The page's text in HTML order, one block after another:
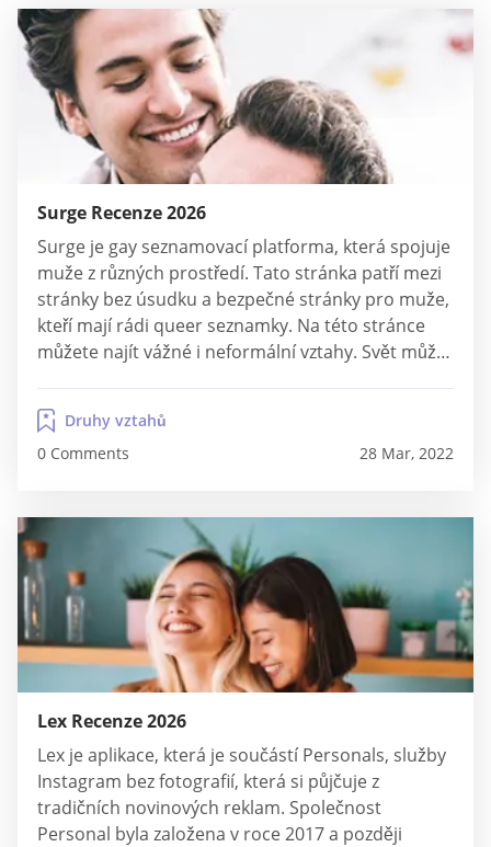
Surge Recenze 2026
Surge je gay seznamovací platforma, která spojuje
muže z různých prostředí. Tato stránka patří mezi
stránky bez úsudku a bezpečné stránky pro muže,
kteří mají rádi queer seznamky. Na této stránce
můžete najít vážné i neformální vztahy. Svět může
stránkami, jako je Surge, si můžete být jisti, že
prozkoumáte své sexuální fetiše, aniž byste...
Druhy vztahů
0 Comments
28 Mar, 2022
Lex Recenze 2026
Lex je aplikace, která je součástí Personals, služby
Instagram bez fotografií, která si půjčuje z
tradičních novinových reklam. Společnost
Personal byla založena v roce 2017 a později